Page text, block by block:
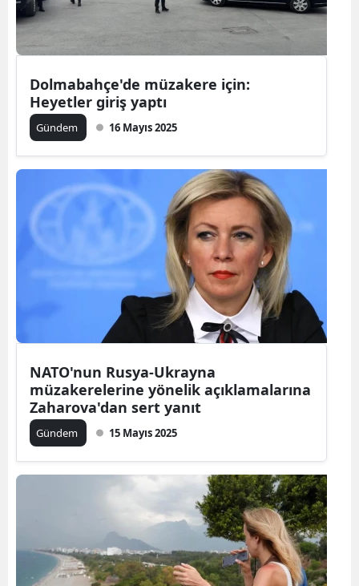
Dolmabahçe'de müzakere için:
Heyetler giriş yaptı
Gündem 16 Mayıs 2025
NATO'nun Rusya-Ukrayna
müzakerelerine yönelik açıklamalarına
Zaharova'dan sert yanıt
Gündem 15 Mayıs 2025